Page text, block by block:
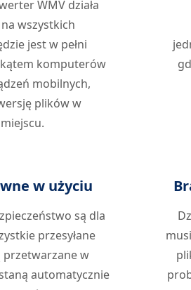
WMV działa
wszystkich
jest w pełni
komputerów
mobilnych,
plików w
w użyciu
są dla
przesyłane
przetwarzane w
automatycznie